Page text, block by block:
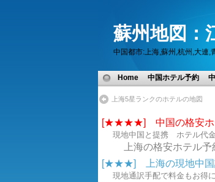
蘇州地図：
中国都市:上海,蘇州,杭州,大連,
Home 中国ホテル予約
上海5星ランクのホテルの地図
[★★★★] 中国の格安ホ
現地中国と提携 ホテル代
上海の格安ホテル
[★★★] 上海の現地中国
現地通訳手配で料金もお